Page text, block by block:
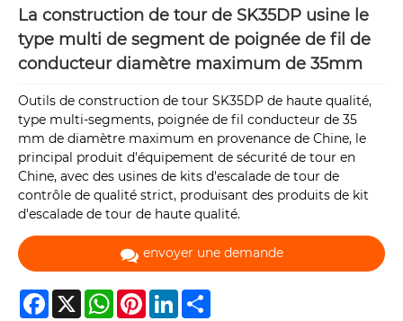
La construction de tour de SK35DP usine le
type multi de segment de poignée de fil de
conducteur diamètre maximum de 35mm
Outils de construction de tour SK35DP de haute qualité,
type multi-segments, poignée de fil conducteur de 35
mm de diamètre maximum en provenance de Chine, le
principal produit d'équipement de sécurité de tour en
Chine, avec des usines de kits d'escalade de tour de
contrôle de qualité strict, produisant des produits de kit
d'escalade de tour de haute qualité.
envoyer une demande
Facebook
X WhatsAppPinterestLinkedIn